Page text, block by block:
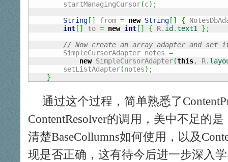
        startManagingCursor
(c) ;
String [ ] from = new String [ ] {
int [ ] to = new int [ ] { R. id .text1 } ;
// Now create an array adapter and set
        SimpleCursorAdapter notes
=
new SimpleCursorAdapter(this, R.
        setListAdapter
(notes) ;
}
通过这个过程，简单熟悉了
ContentResolver的调用，美中不足的
清楚BaseCollumns如何使用，以及
现是否正确，这有待今后进一步深入